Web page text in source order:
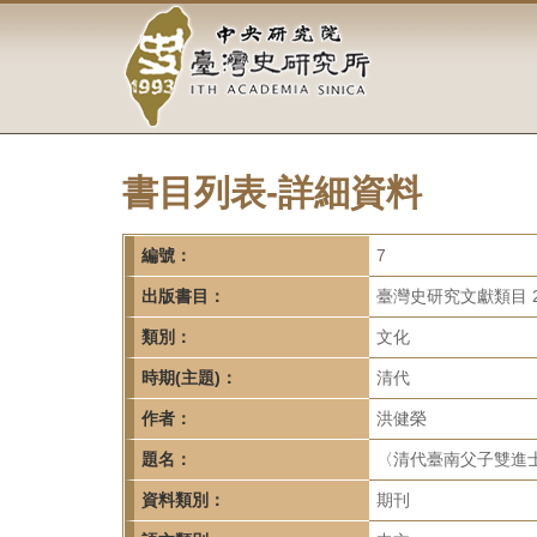
容
中
央
研
究
院-
臺
灣
史
研
究
所-
書目列表-詳細資料
編號： 7
出版書目： 臺灣史研究文獻類目
類別： 文化
時期(主題)： 清代
作者： 洪健榮
題名： 〈清代臺南父子雙
資料類別： 期刊